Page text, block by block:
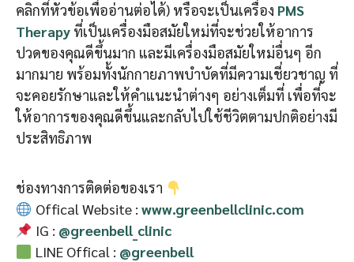
คลิกที่หัวข้อเพื่ออ่านต่อได้) หรือจะเป็นเครื่อง PMS
Therapy ที่เป็นเครื่องมือสมัยใหม่ที่จะช่วยให้อาการ
ปวดของคุณดีขึ้นมาก และมีเครื่องมือสมัยใหม่อื่นๆ อีก
มากมาย พร้อมทั้งนักกายภาพบำบัดที่มีความเชี่ยวชาญ ที่
จะคอยรักษาและให้คำแนะนำต่างๆ อย่างเต็มที่ เพื่อที่จะ
ให้อาการของคุณดีขึ้นและกลับไปใช้ชีวิตตามปกติอย่างมี
ประสิทธิภาพ
ช่องทางการติดต่อของเรา
Offical Website : www.greenbellclinic.com
IG : @greenbell_clinic
LINE Offical : @greenbell